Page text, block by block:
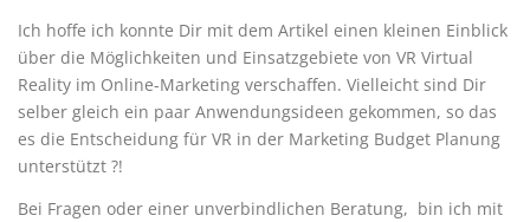
Ich hoffe ich konnte Dir mit dem Artikel einen kleinen Einblick
über die Möglichkeiten und Einsatzgebiete von VR Virtual
Reality im Online-Marketing verschaffen. Vielleicht sind Dir
selber gleich ein paar Anwendungsideen gekommen, so das
es die Entscheidung für VR in der Marketing Budget Planung
unterstützt ?!
Bei Fragen oder einer unverbindlichen Beratung, bin ich mit